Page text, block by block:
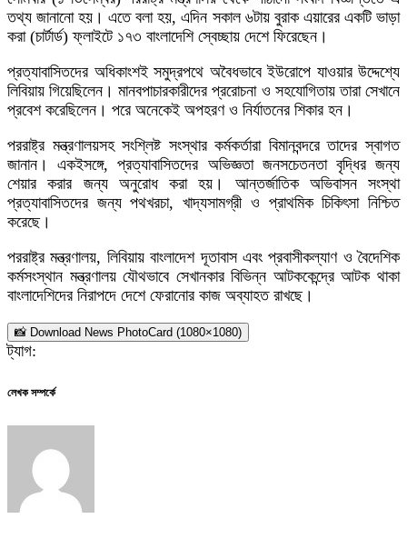
তথ্য জানানো হয়। এতে বলা হয়, এদিন সকাল ৬টায় বুরাক এয়ারের একটি ভাড়া
করা (চার্টার্ড) ফ্লাইটে ১৭৩ বাংলাদেশি স্বেচ্ছায় দেশে ফিরেছেন।
প্রত্যাবাসিতদের অধিকাংশই সমুদ্রপথে অবৈধভাবে ইউরোপে যাওয়ার উদ্দেশ্যে
লিবিয়ায় গিয়েছিলেন। মানবপাচারকারীদের প্ররোচনা ও সহযোগিতায় তারা সেখানে
প্রবেশ করেছিলেন। পরে অনেকেই অপহরণ ও নির্যাতনের শিকার হন।
পররাষ্ট্র মন্ত্রণালয়সহ সংশ্লিষ্ট সংস্থার কর্মকর্তারা বিমানবন্দরে তাদের স্বাগত
জানান। একইসঙ্গে, প্রত্যাবাসিতদের অভিজ্ঞতা জনসচেতনতা বৃদ্ধির জন্য
শেয়ার করার জন্য অনুরোধ করা হয়। আন্তর্জাতিক অভিবাসন সংস্থা
প্রত্যাবাসিতদের জন্য পথখরচা, খাদ্যসামগ্রী ও প্রাথমিক চিকিৎসা নিশ্চিত
করেছে।
পররাষ্ট্র মন্ত্রণালয়, লিবিয়ায় বাংলাদেশ দূতাবাস এবং প্রবাসীকল্যাণ ও বৈদেশিক
কর্মসংস্থান মন্ত্রণালয় যৌথভাবে সেখানকার বিভিন্ন আটককেন্দ্রে আটক থাকা
বাংলাদেশিদের নিরাপদে দেশে ফেরানোর কাজ অব্যাহত রাখছে।
📸 Download News PhotoCard (1080×1080)
ট্যাগ:
লেখক সম্পর্কে